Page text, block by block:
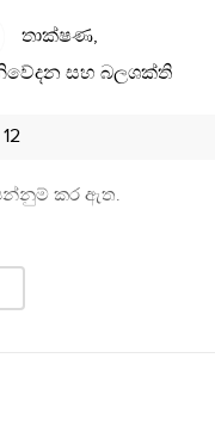
තාක්ෂණ,
සහ බලශක්ති
කර ඇත.